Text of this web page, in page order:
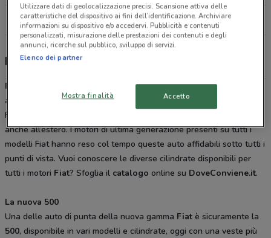
Tutti i negozi Fiat
Fiat, offerte e negozi
Fiat
è il più grande gruppo automobilistico italiano che da qualche
anno si è fuso con il colosso americano Chrysler dando vita alla
FCA. Nata a Torino nel 1899,
anche all’estero. I motori di ultima generazione presenti su tutti i
modelli Fiat hanno reso col tempo queste auto affidabili sotto tutti i
punti di vista. Vuoi conoscere le diverse cilindrate disponibili per
tutti i motori Fiat? Sfoglia il catalogo online su DoveConviene.it.
La nuova 500
Una delle auto di punta della nuova gamma Fiat è sicuramente la
500, disponibile in vari modelli e cilindrate, oggi con una veste più
Utilizzare dati di geolocalizzazione precisi. Scansione attiva delle
caratteristiche del dispositivo ai fini dell’identificazione. Archiviare
informazioni su dispositivo e/o accedervi. Pubblicità e contenuti
personalizzati, misurazione delle prestazioni dei contenuti e degli
annunci, ricerche sul pubblico, sviluppo di servizi.
Elenco dei partner
Mostra finalità Accetto